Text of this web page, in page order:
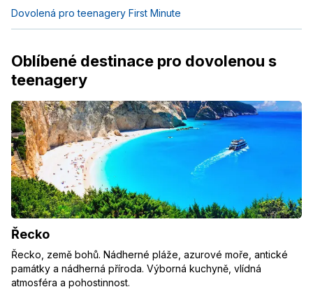
Dovolená pro teenagery First Minute
Oblíbené destinace pro dovolenou s
teenagery
Řecko
Řecko, země bohů. Nádherné pláže, azurové moře, antické
památky a nádherná příroda. Výborná kuchyně, vlídná
atmosféra a pohostinnost.